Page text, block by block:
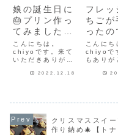
娘の誕生日に
🎂プリン作っ
てみました
【プリンタル
ト】
こんにちは。
chiyoです。来て
いただきありがと
すぐ娘の誕生日🎂
ンプリンが大好き
なので、私は手作
りプリンをほとん
2022.12.18
フレッ
ちごが
ったの
凍保存
キー生
♪【い
ルト】
こんにち
chiyoで
もありが
のいち
ごとクッ
でさっそ
クリスマススイー
作り納め🎄【トナ